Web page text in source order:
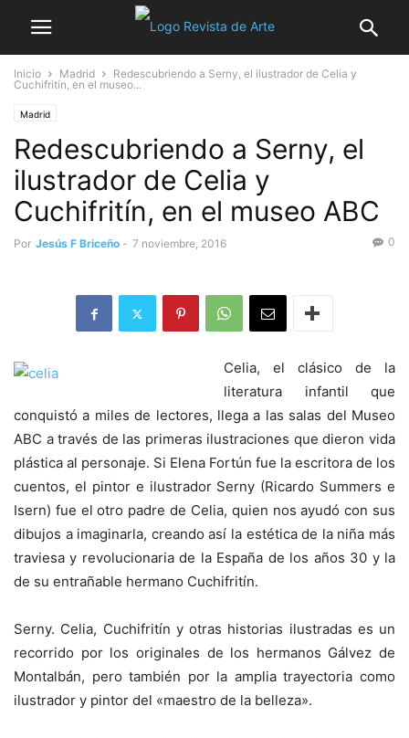
Inicio Madrid
Redescubriendo a Serny, el ilustrador de Celia y
Cuchifritín, en el museo...
Madrid
Redescubriendo a Serny, el
ilustrador de Celia y
Cuchifritín, en el museo ABC
Por Jesús F Briceño - 7 noviembre, 2016 0
Celia, el clásico de la
literatura infantil que
conquistó a miles de lectores, llega a las salas del Museo
ABC a través de las primeras ilustraciones que dieron vida
plástica al personaje. Si Elena Fortún fue la escritora de los
cuentos, el pintor e ilustrador Serny (Ricardo Summers e
Isern) fue el otro padre de Celia, quien nos ayudó con sus
dibujos a imaginarla, creando así la estética de la niña más
traviesa y revolucionaria de la España de los años 30 y la
de su entrañable hermano Cuchifritín.
Serny. Celia, Cuchifritín y otras historias ilustradas es un
recorrido por los originales de los hermanos Gálvez de
Montalbán, pero también por la amplia trayectoria como
ilustrador y pintor del «maestro de la belleza».